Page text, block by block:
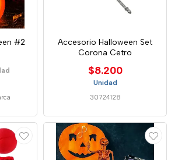
#2
Accesorio Halloween Set
Corona Cetro
$8.200
Unidad
30724128